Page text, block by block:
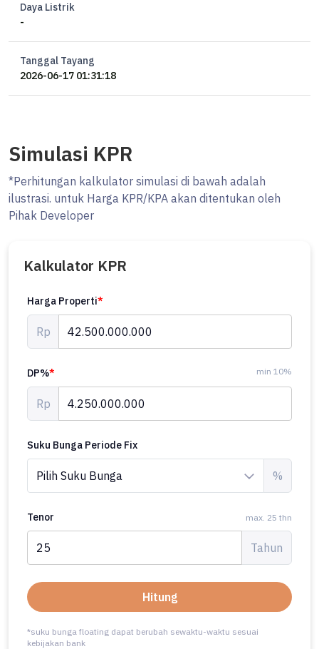
Daya Listrik
-
Tanggal Tayang
2026-06-17 01:31:18
Simulasi KPR
*Perhitungan kalkulator simulasi di bawah adalah
ilustrasi. untuk Harga KPR/KPA akan ditentukan oleh
Pihak Developer
Kalkulator KPR
Harga Properti*
Rp
DP%* min 10%
Rp
Suku Bunga Periode Fix
%
Tenor max. 25 thn
Tahun
Hitung
*suku bunga floating dapat berubah sewaktu-waktu sesuai
kebijakan bank